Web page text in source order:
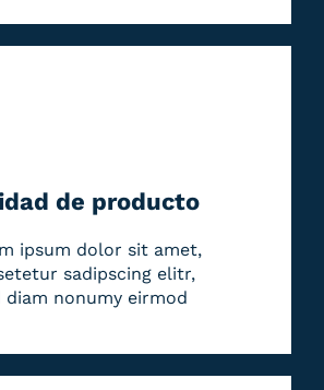
de producto
ipsum dolor sit amet,
sadipscing elitr,
diam nonumy eirmod